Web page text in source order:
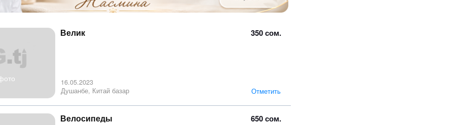
350 сом.
Велик
16.05.2023
Душанбе, Китай базар
Отметить
650 сом.
Велосипеды